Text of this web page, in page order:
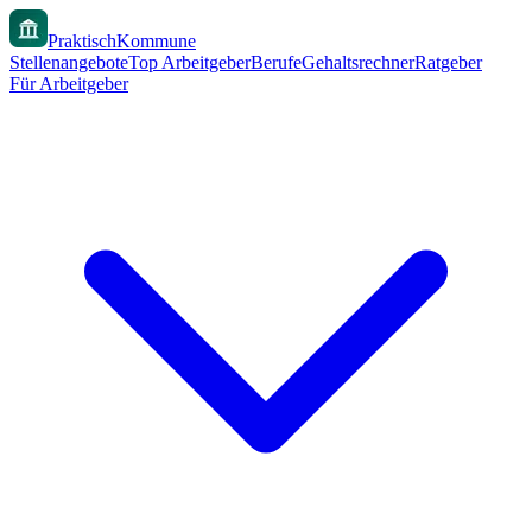
PraktischKommune
StellenangeboteTop ArbeitgeberBerufeGehaltsrechnerRatgeber
Für Arbeitgeber